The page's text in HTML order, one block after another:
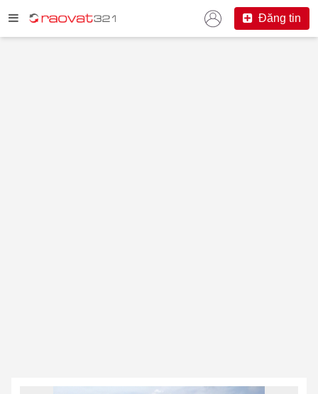
Đăng tin